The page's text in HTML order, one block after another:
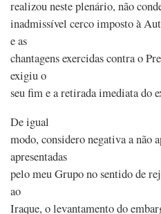
realizou neste plenário, não
inadmissível cerco imposto à
e as
chantagens exercidas contra o
exigiu o
seu fim e a retirada imediata do
De igual
modo, considero negativa a não
apresentadas
pelo meu Grupo no sentido de
ao
Iraque, o levantamento do